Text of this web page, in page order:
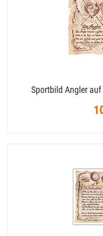
Sportbild Angler